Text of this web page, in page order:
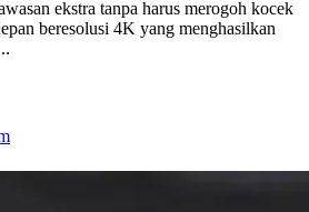
ekstra tanpa harus merogoh kocek
beresolusi 4K yang menghasilkan